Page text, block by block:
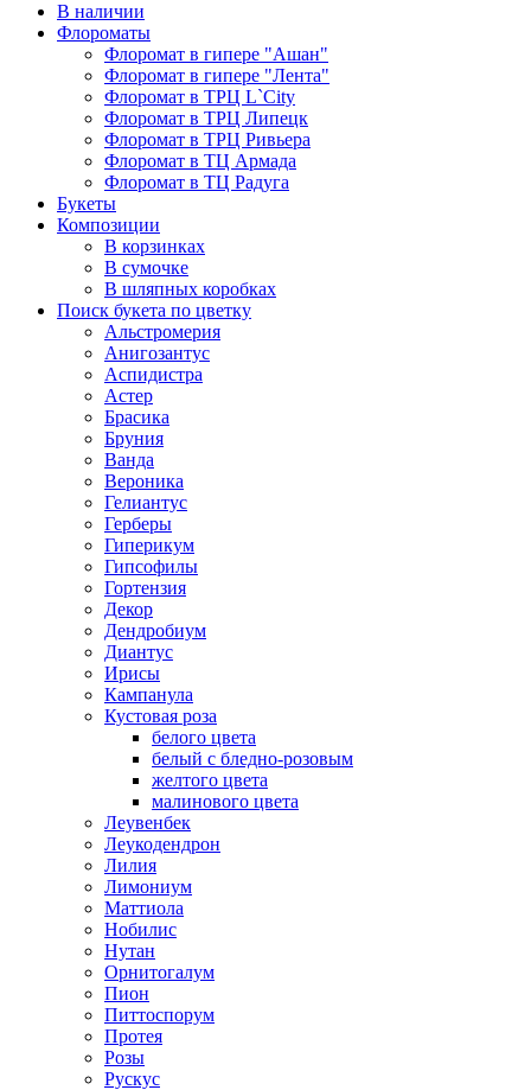
В наличии
Флороматы
Флоромат в гипере "Ашан"
Флоромат в гипере "Лента"
Флоромат в ТРЦ L`City
Флоромат в ТРЦ Липецк
Флоромат в ТРЦ Ривьера
Флоромат в ТЦ Армада
Флоромат в ТЦ Радуга
Букеты
Композиции
В корзинках
В сумочке
В шляпных коробках
Поиск букета по цветку
Альстромерия
Анигозантус
Аспидистра
Астер
Брасика
Бруния
Ванда
Вероника
Гелиантус
Герберы
Гиперикум
Гипсофилы
Гортензия
Декор
Дендробиум
Диантус
Ирисы
Кампанула
Кустовая роза
белого цвета
белый с бледно-розовым
желтого цвета
малинового цвета
Леувенбек
Леукодендрон
Лилия
Лимониум
Маттиола
Нобилис
Нутан
Орнитогалум
Пион
Питтоспорум
Протея
Розы
Рускус